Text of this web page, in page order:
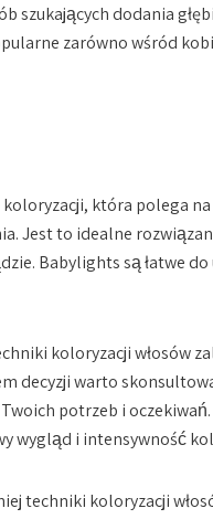
szukających dodania
zarówno wśród
która polega
Jest to idealne
Babylights są łatwe
koloryzacji włosów
decyzji warto
potrzeb i
wygląd i intensywność
techniki koloryzacji